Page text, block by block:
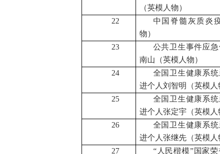
（英模人物）
22
中国脊髓灰质炎
物）
23
公共卫生事件应
南山（英模人物）
24
全国卫生健康系
进个人刘智明（英模人
25
全国卫生健康系
进个人张定宇（英
26
全国卫生健康系
进个人张继先（英模人
27
“人民楷模”国家